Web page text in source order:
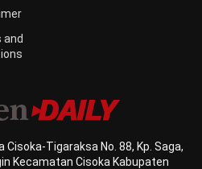
and
Cisoka-Tigaraksa No. 88, Kp. Saga,
Kecamatan Cisoka Kabupaten